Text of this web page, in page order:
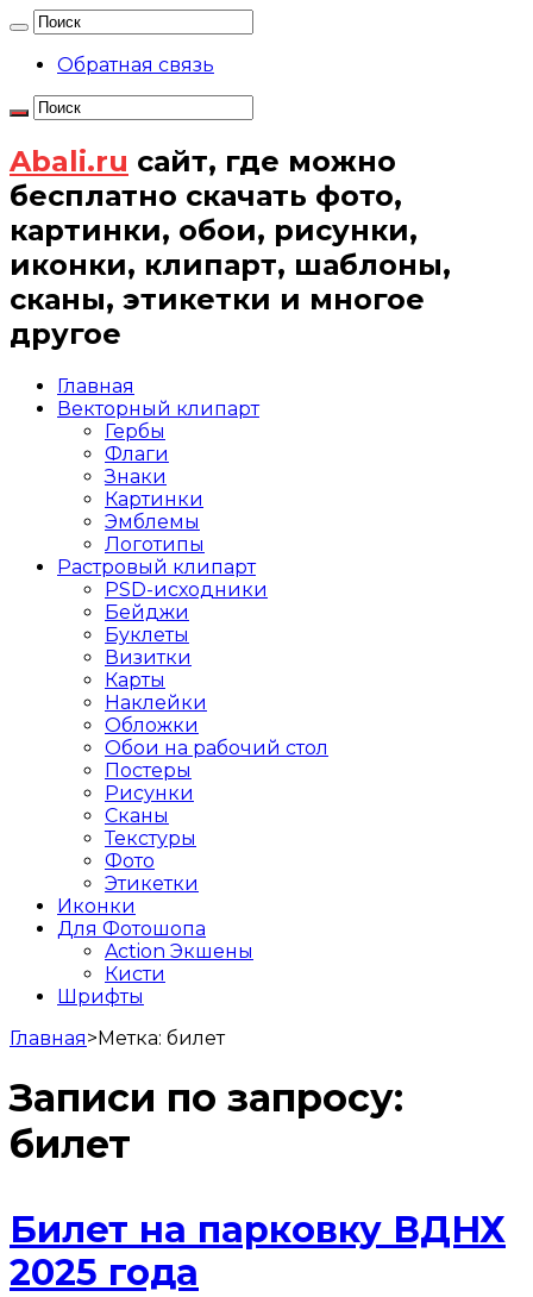
Обратная связь
Abali.ru сайт, где можно
бесплатно скачать фото,
картинки, обои, рисунки,
иконки, клипарт, шаблоны,
сканы, этикетки и многое
другое
Главная
Векторный клипарт
Гербы
Флаги
Знаки
Картинки
Эмблемы
Логотипы
Растровый клипарт
PSD-исходники
Бейджи
Буклеты
Визитки
Карты
Наклейки
Обложки
Обои на рабочий стол
Постеры
Рисунки
Сканы
Текстуры
Фото
Этикетки
Иконки
Для Фотошопа
Action Экшены
Кисти
Шрифты
Главная>Метка: билет
Записи по запросу:
билет
Билет на парковку ВДНХ
2025 года